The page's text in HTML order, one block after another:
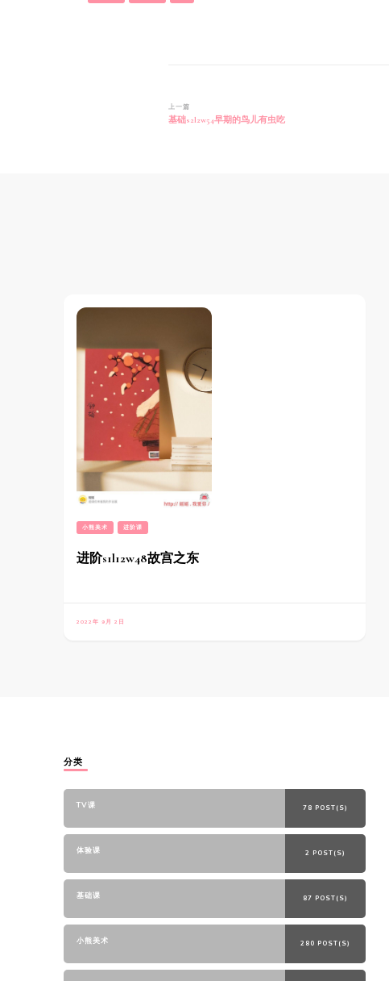
博
文
上一篇
基础s2l2w54早期的鸟儿有虫吃
小熊美术 进阶课
进阶s1l12w48故宫之东
2022年 9月 2日
分类
TV课 78 POST(S)
体验课 2 POST(S)
基础课 87 POST(S)
小熊美术 280 POST(S)